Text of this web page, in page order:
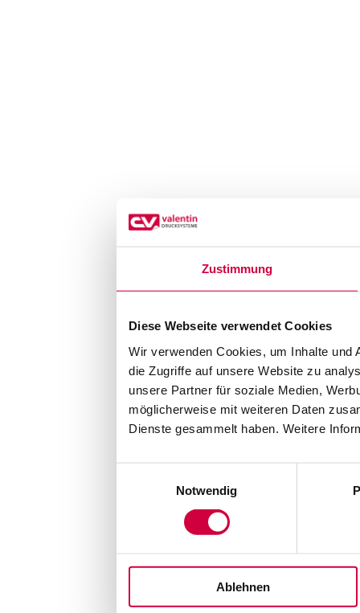
Zustimmung
Diese Webseite verwendet Cookies
Wir verwenden Cookies, um Inhalte und
die Zugriffe auf unsere Website zu
unsere Partner für soziale Medien,
möglicherweise mit weiteren Daten
Dienste gesammelt haben. Weitere
Notwendig
Ablehnen